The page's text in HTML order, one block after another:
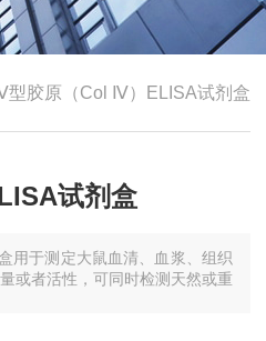
型胶原（Col Ⅳ）ELISA试剂盒
试剂盒
用于测定大鼠血清、血浆、组织
或者活性，可同时检测天然或重